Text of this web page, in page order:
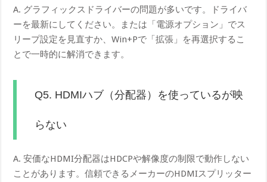
A. グラフィックスドライバーの問題が多いです。ドライバ
ーを最新にしてください。または「電源オプション」でス
リープ設定を見直すか、Win+Pで「拡張」を再選択するこ
とで一時的に解消できます。
Q5. HDMIハブ（分配器）を使っているが映
らない
A. 安価なHDMI分配器はHDCPや解像度の制限で動作しない
ことがあります。信頼できるメーカーのHDMIスプリッター